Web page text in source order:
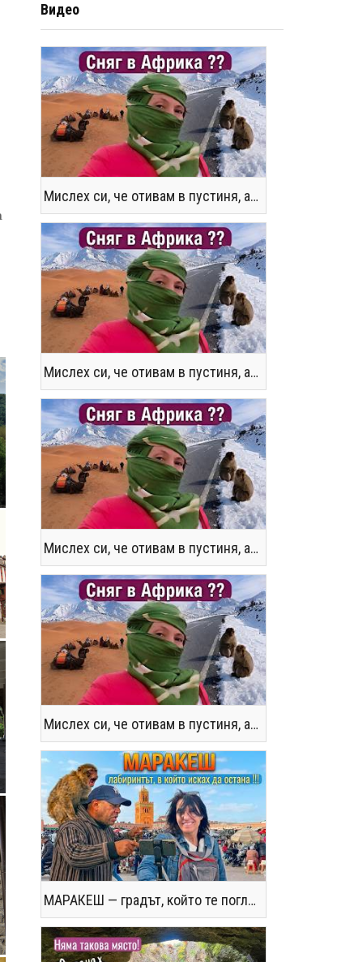
Видео
Мислех си, че отивам в пустиня, а се озовах в снега !! / Not the Morocco You Know
Мислех си, че отивам в пустиня, а се озовах в снега !! / Not the Morocco You Know
Мислех си, че отивам в пустиня, а се озовах в снега !! / Not the Morocco You Know
Мислех си, че отивам в пустиня, а се озовах в снега !! / Not the Morocco You Know
МАРАКЕШ — градът, който те поглъща без предупреждение